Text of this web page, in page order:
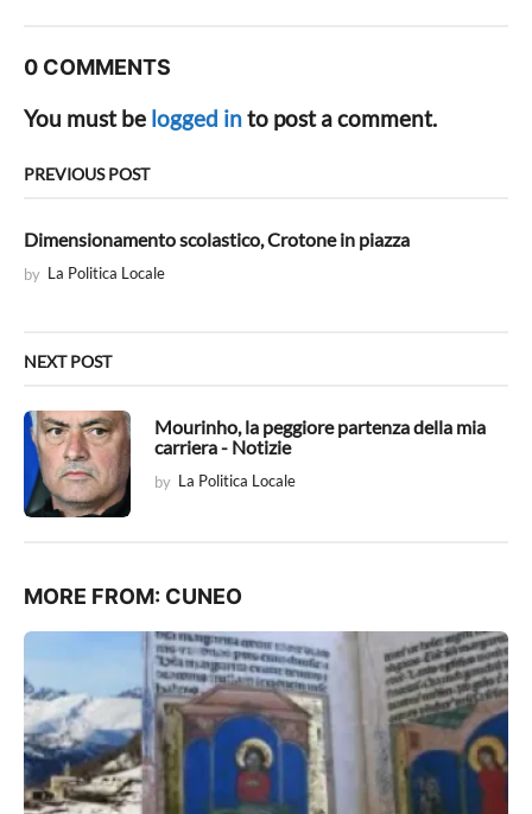
P
a
g
n
t
i
0 COMMENTS
You must be logged into post a comment.
PREVIOUS POST
Dimensionamento scolastico, Crotone in piazza
by La Politica Locale
NEXT POST
Mourinho, la peggiore partenza della mia
carriera - Notizie
by La Politica Locale
MORE FROM: CUNEO